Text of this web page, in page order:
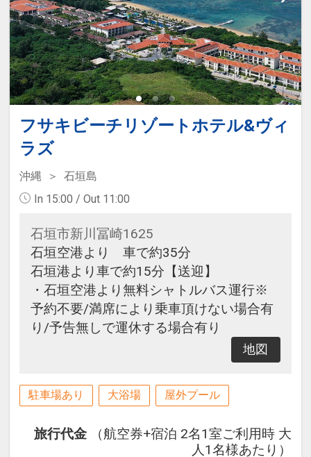
フサキビーチリゾートホテル&ヴィ
ラズ
沖縄
石垣島
In 15:00 / Out 11:00
石垣市新川冨崎1625
石垣空港より 車で約35分
石垣港より車で約15分【送迎】
・石垣空港より無料シャトルバス運行※
予約不要/満席により乗車頂けない場合有
り/予告無しで運休する場合有り
地図
駐車場あり 大浴場 屋外プール
旅行代金
（航空券+宿泊 2名1室ご利用時 大
人1名様あたり）